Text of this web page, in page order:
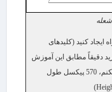
ایجاد کنید (کلیدهای
دقیقاً مطابق این آموزش
پیش بروید، پروژه​ای که من ایجاد می​کنم، 570 پیکسل طول
)